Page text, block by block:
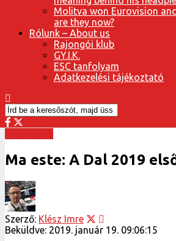
Molitva won Eurovision
are they now?
Rólunk – About us
Rajongói klub
GY.I.K.
ESC tanfolyam
Adatkezelési tájékoztató
Ma este: A Dal 2019
Szerző: Klész Imre
Beküldve: 2019. január 19. 09:06:15